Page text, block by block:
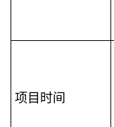
项目时间